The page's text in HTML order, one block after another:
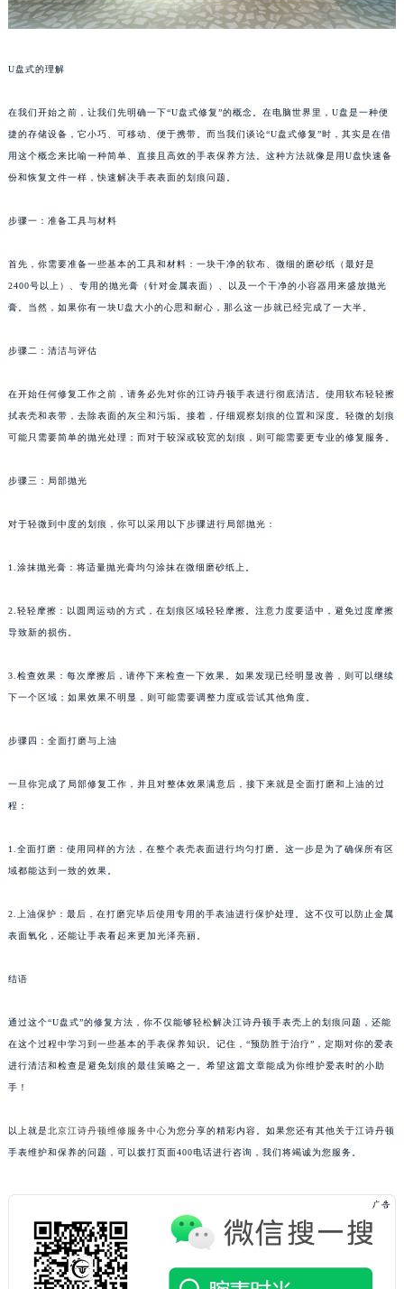
U盘式的理解
在我们开始之前，让我们先明确一下“U盘式修复”的概念。在电脑世界里，U盘是一种便
捷的存储设备，它小巧、可移动、便于携带。而当我们谈论“U盘式修复”时，其实是在借
用这个概念来比喻一种简单、直接且高效的手表保养方法。这种方法就像是用U盘快速备
份和恢复文件一样，快速解决手表表面的划痕问题。
步骤一：准备工具与材料
首先，你需要准备一些基本的工具和材料：一块干净的软布、微细的磨砂纸（最好是
2400号以上）、专用的抛光膏（针对金属表面）、以及一个干净的小容器用来盛放抛光
膏。当然，如果你有一块U盘大小的心思和耐心，那么这一步就已经完成了一大半。
步骤二：清洁与评估
在开始任何修复工作之前，请务必先对你的江诗丹顿手表进行彻底清洁。使用软布轻轻擦
拭表壳和表带，去除表面的灰尘和污垢。接着，仔细观察划痕的位置和深度。轻微的划痕
可能只需要简单的抛光处理；而对于较深或较宽的划痕，则可能需要更专业的修复服务。
步骤三：局部抛光
对于轻微到中度的划痕，你可以采用以下步骤进行局部抛光：
1.涂抹抛光膏：将适量抛光膏均匀涂抹在微细磨砂纸上。
2.轻轻摩擦：以圆周运动的方式，在划痕区域轻轻摩擦。注意力度要适中，避免过度摩擦
导致新的损伤。
3.检查效果：每次摩擦后，请停下来检查一下效果。如果发现已经明显改善，则可以继续
下一个区域；如果效果不明显，则可能需要调整力度或尝试其他角度。
步骤四：全面打磨与上油
一旦你完成了局部修复工作，并且对整体效果满意后，接下来就是全面打磨和上油的过
程：
1.全面打磨：使用同样的方法，在整个表壳表面进行均匀打磨。这一步是为了确保所有区
域都能达到一致的效果。
2.上油保护：最后，在打磨完毕后使用专用的手表油进行保护处理。这不仅可以防止金属
表面氧化，还能让手表看起来更加光泽亮丽。
结语
通过这个“U盘式”的修复方法，你不仅能够轻松解决江诗丹顿手表壳上的划痕问题，还能
在这个过程中学习到一些基本的手表保养知识。记住，“预防胜于治疗”，定期对你的爱表
进行清洁和检查是避免划痕的最佳策略之一。希望这篇文章能成为你维护爱表时的小助
手！
以上就是北京江诗丹顿维修服务中心为您分享的精彩内容。如果您还有其他关于江诗丹顿
手表维护和保养的问题，可以拨打页面400电话进行咨询，我们将竭诚为您服务。